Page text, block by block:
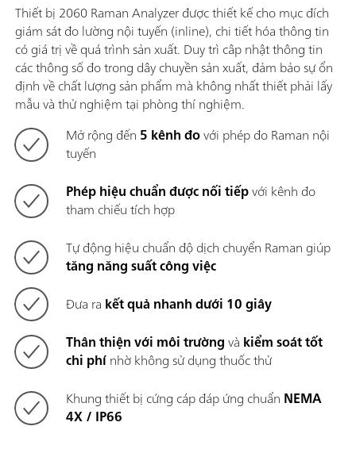
Thiết bị 2060 Raman Analyzer được thiết kế cho mục đích
giám sát đo lường nội tuyến (inline), chi tiết hóa thông tin
có giá trị về quá trình sản xuất. Duy trì câp nhật thông tin
các thông số đo trong dây chuyền sản xuất, đảm bảo sự ổn
định về chất lượng sản phẩm mà không nhất thiết phải lấy
mẫu và thử nghiệm tại phòng thí nghiệm.
Mở rộng đến 5 kênh đovới phép đo Raman nội
tuyến
Phép hiệu chuẩn được nối tiếpvới kênh đo
tham chiếu tích hợp
Tự động hiệu chuẩn độ dịch chuyển Raman giúp
tăng năng suất công việc
Đưa ra kết quả nhanh dưới 10 giây
Thân thiện với môi trườngvà kiểm soát tốt
chi phínhờ không sử dụng thuốc thử
Khung thiết bị cứng cáp đáp ứng chuẩn NEMA
4X / IP66